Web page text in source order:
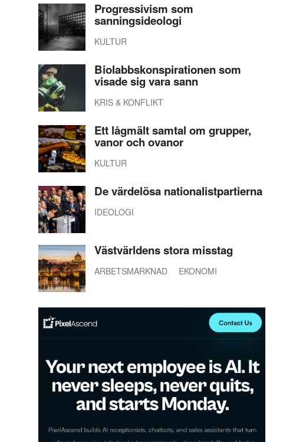
Progressivism som
sanningsideologi
KULTUR
Biolabbskonspirationen som
visade sig vara sann
KRIS & KONFLIKT
Ett lågmält samtal om grupper,
vanor och ovanor
KULTUR
De värdelösa nationalistpartierna
IDEOLOGI
Västvärldens stora misstag
ARBETSMARKNAD EKONOMI